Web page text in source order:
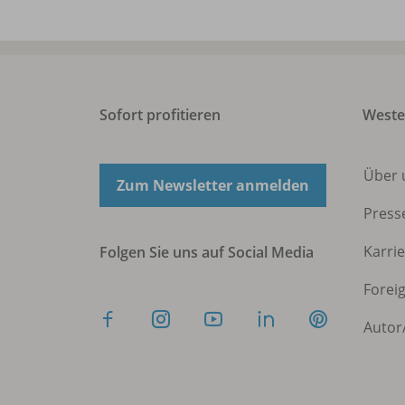
Sofort profitieren
Zum Newsletter anmelden
Folgen Sie uns auf Social Media
Über